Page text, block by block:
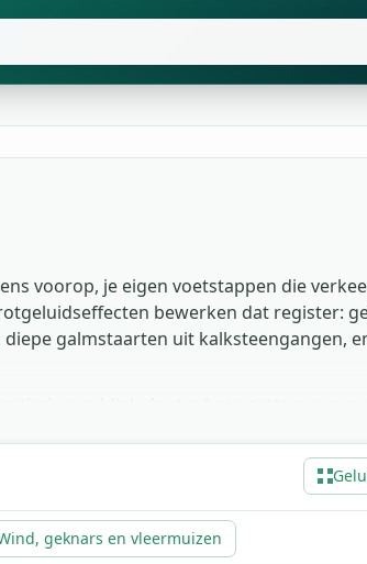
voorop, je eigen voetstappen die
bewerken dat register:
galmstaarten uit kalksteengangen,
waar de kamer zelf oud moet
geen vermelding in je credits
geknars en vleermuizen